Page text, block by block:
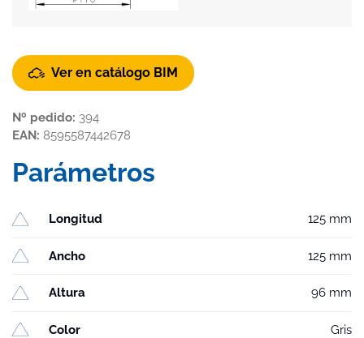
Ver en catálogo BIM
Nº pedido: 394
EAN: 8595587442678
Parámetros
Longitud 125 mm
Ancho 125 mm
Altura 96 mm
Color Gris